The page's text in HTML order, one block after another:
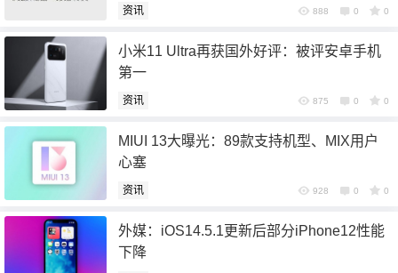
资讯 888 0 0
小米11 Ultra再获国外好评：被评安卓手机
第一
资讯 875 0 0
MIUI 13大曝光：89款支持机型、MIX用户
心塞
资讯 928 0 0
外媒：iOS14.5.1更新后部分iPhone12性能
下降